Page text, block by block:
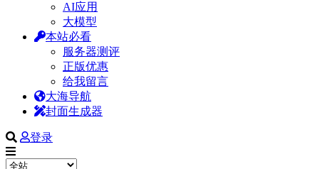
AI应用
大模型
本站必看
服务器测评
正版优惠
给我留言
大海导航
封面生成器
登录